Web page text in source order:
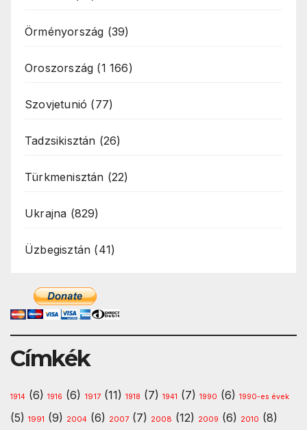
Örményország (39)
Oroszország (1 166)
Szovjetunió (77)
Tadzsikisztán (26)
Türkmenisztán (22)
Ukrajna (829)
Üzbegisztán (41)
Címkék
1914 (6) 1916 (6) 1917 (11) 1918 (7) 1941 (7) 1990 (6) 1990-es évek
(5) 1991 (9) 2004 (6) 2007 (7) 2008 (12) 2009 (6) 2010 (8)